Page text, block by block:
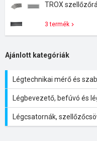
TROX
3 termék
Ajánlott kategóriák
Légtechnikai mérő és
Légbevezető, befúvó és
Légcsatornák,